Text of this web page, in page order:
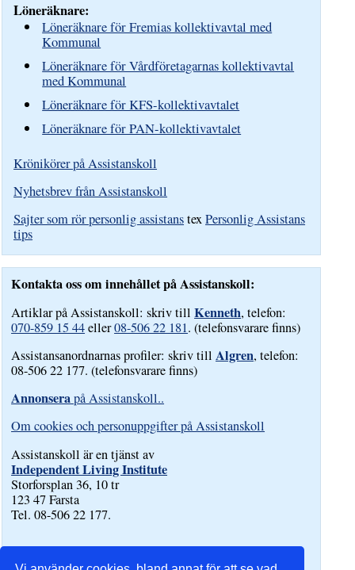
Löneräknare:
Löneräknare för Fremias kollektivavtal med
Kommunal
Löneräknare för Vårdföretagarnas kollektivavtal
med Kommunal
Löneräknare för KFS-kollektivavtalet
Löneräknare för PAN-kollektivavtalet
Krönikörer på Assistanskoll
Nyhetsbrev från Assistanskoll
Sajter som rör personlig assistanstexPersonlig Assistans
tips
Kontakta oss om innehållet på Assistanskoll:
Artiklar på Assistanskoll: skriv tillKenneth, telefon:
070-859 15 44eller08-506 22 181. (telefonsvarare finns)
Assistansanordnarnas profiler: skriv tillAlgren, telefon:
08-506 22 177. (telefonsvarare finns)
Annonserapå Assistanskoll..
Om cookies och personuppgifter på Assistanskoll
Assistanskoll är en tjänst av
Independent Living Institute
Storforsplan 36, 10 tr
123 47 Farsta
Tel. 08-506 22 177.